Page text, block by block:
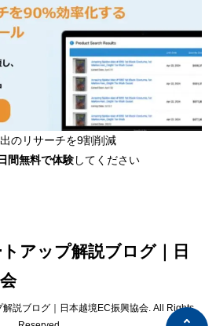
のリサーチを9割削減
間無料で体験してください
アップ解説ブログ｜日
説ブログ｜日本越境EC振興協会. All Rights